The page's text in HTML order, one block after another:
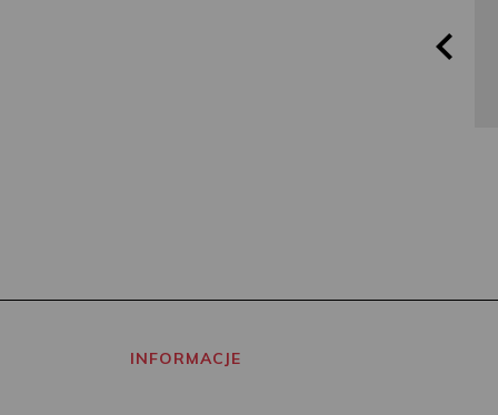
INFORMACJE